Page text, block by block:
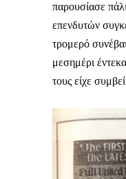
παρουσίασε
επενδυτών
τρομερό
μεσημέρι
τους είχε